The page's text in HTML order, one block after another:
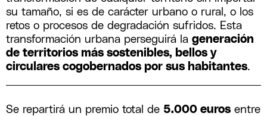
su tamaño, si es de carácter urbano o rural, o los
retos o procesos de degradación sufridos. Esta
transformación urbana perseguirá la generación
de territorios más sostenibles, bellos y
circulares cogobernados por sus habitantes.
Se repartirá un premio total de 5.000 eurosentre